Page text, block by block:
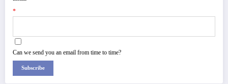
*
Can we send you an email from time to time?
Subscribe